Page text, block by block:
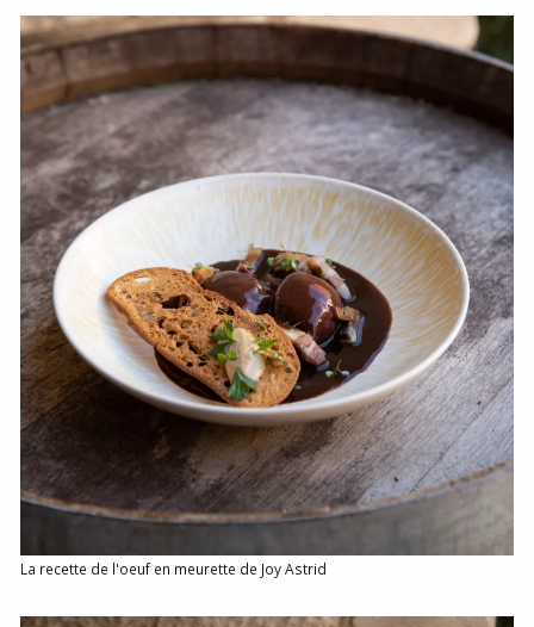
La recette de l'oeuf en meurette de Joy Astrid